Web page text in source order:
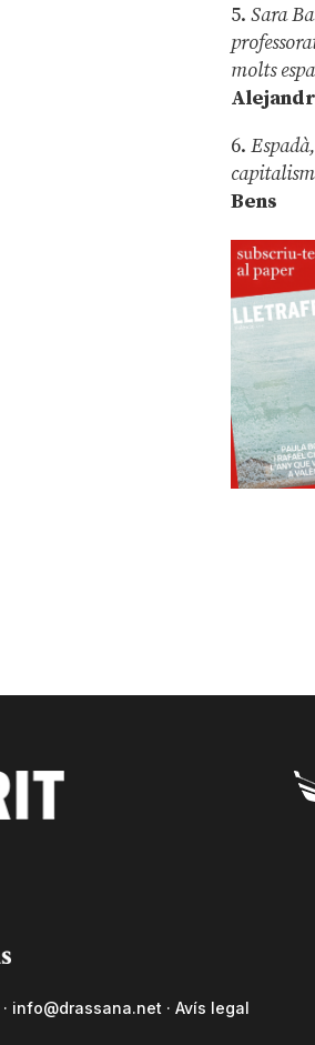
5.Sara
molts
6.
Bens
info@drassana.net · Avís legal